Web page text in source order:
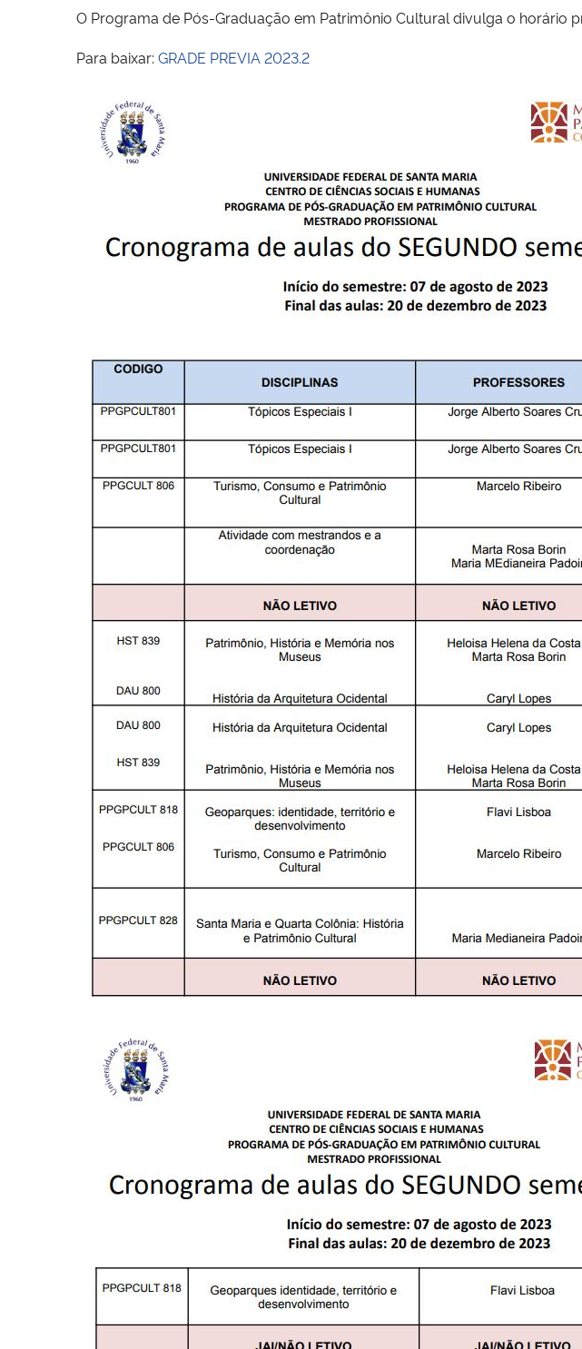
O Programa de Pós-Graduação em Patrimônio Cultural divulga o horário
Para baixar: GRADE PREVIA 2023.2